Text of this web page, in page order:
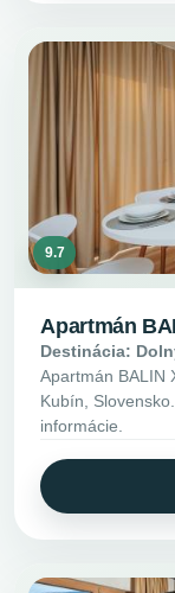
9.7
Apartmán
Destinácia:
Apartmán BALIN
Kubín,
informácie.